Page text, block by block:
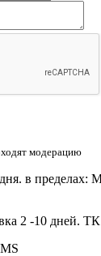
модерацию
в пределах:
2 -10 дней.